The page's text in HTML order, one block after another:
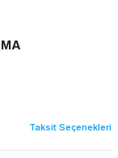
Taksit Seçenekleri